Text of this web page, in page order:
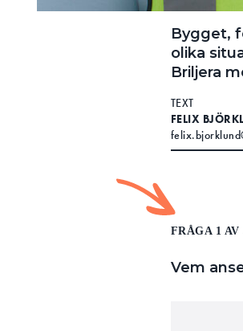
Bygget,
olika
Briljera
TEXT
FELIX
FRÅGA 1 AV
Vem